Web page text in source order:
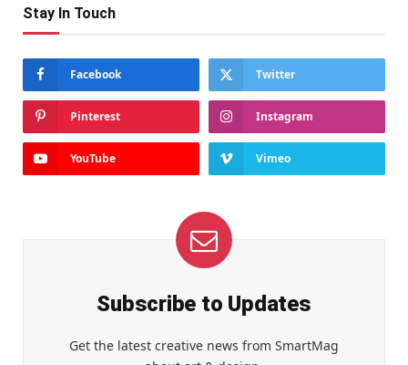
Stay In Touch
Facebook Twitter
Pinterest Instagram
YouTube Vimeo
Subscribe to Updates
Get the latest creative news from SmartMag